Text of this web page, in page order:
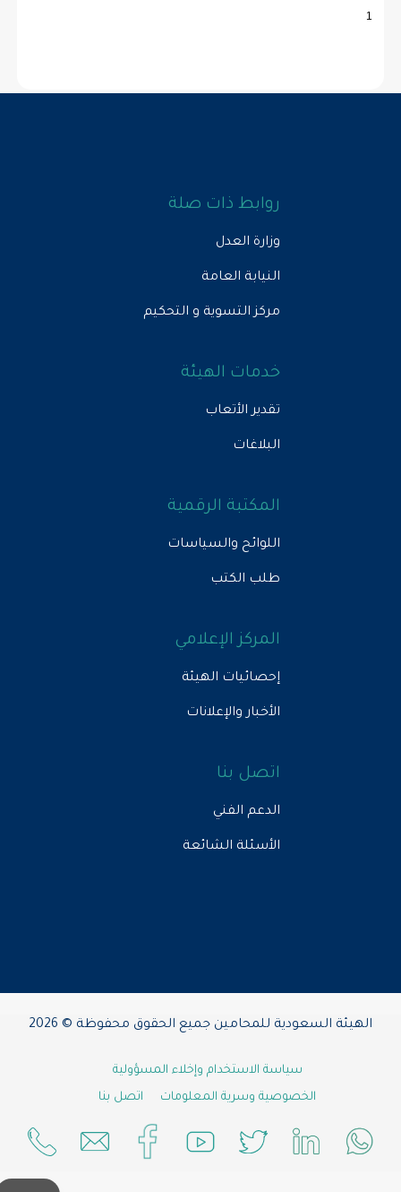
روابط ذات صلة
وزارة العدل
النيابة العامة
مركز التسوية و التحكيم
خدمات الهيئة
تقدير الأتعاب
البلاغات
المكتبة الرقمية
اللوائح والسياسات
طلب الكتب
المركز الإعلامي
إحصائيات الهيئة
الأخبار والإعلانات
اتصل بنا
الدعم الفني
الأسئلة الشائعة
الهيئة السعودية للمحامين جميع الحقوق محفوظة © 2026
سياسة الاستخدام وإخلاء المسؤولية
الخصوصية وسرية المعلومات
اتصل بنا